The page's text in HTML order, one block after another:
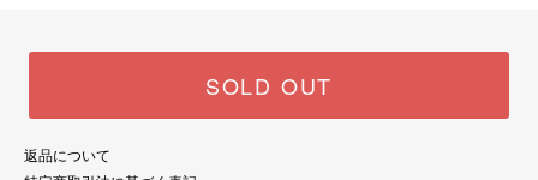
SOLD OUT
返品について